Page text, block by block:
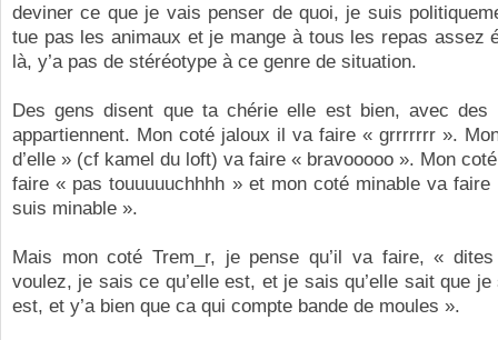
deviner ce que je vais penser de quoi, je suis
tue pas les animaux et je mange à tous les repas assez
là, y’a pas de stéréotype à ce genre de situation.
Des gens disent que ta chérie elle est bien, avec des
appartiennent. Mon coté jaloux il va faire « grrrrrrr ».
d’elle » (cf kamel du loft) va faire « bravooooo ». Mon
faire « pas touuuuuchhhh » et mon coté minable va
suis minable ».
Mais mon coté Trem_r, je pense qu’il va faire, «
voulez, je sais ce qu’elle est, et je sais qu’elle sait que je
est, et y’a bien que ca qui compte bande de moules ».